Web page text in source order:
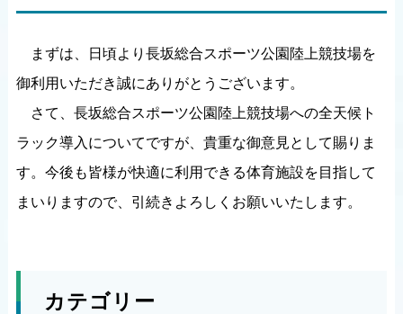
まずは、日頃より長坂総合スポーツ公園陸上競技場を
御利用いただき誠にありがとうございます。
さて、長坂総合スポーツ公園陸上競技場への全天候ト
ラック導入についてですが、貴重な御意見として賜りま
す。今後も皆様が快適に利用できる体育施設を目指して
まいりますので、引続きよろしくお願いいたします。
カテゴリー